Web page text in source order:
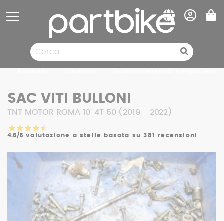
SAC VITI BULLONI
TNT MOTOR ROMA 10' 4T 50 (2019 - 2022)
4.6/5 valutazione a stelle basata su 381 recensioni